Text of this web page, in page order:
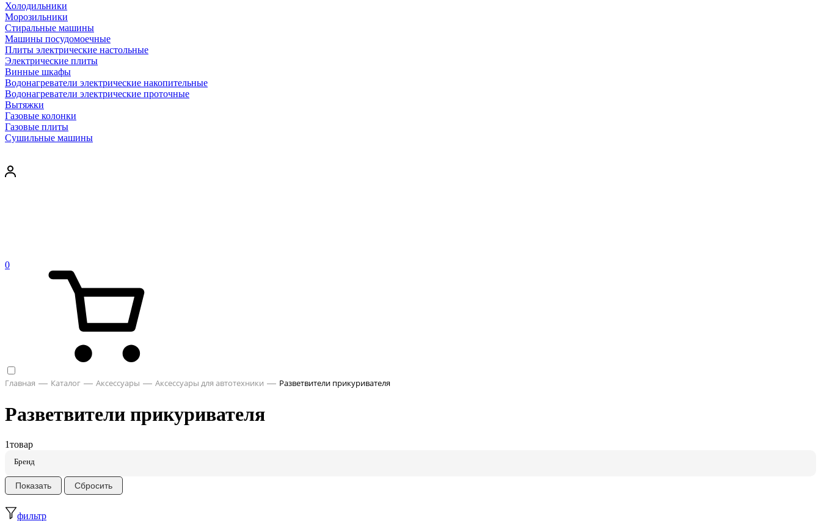
Холодильники
Морозильники
Стиральные машины
Машины посудомоечные
Плиты электрические настольные
Электрические плиты
Винные шкафы
Водонагреватели электрические накопительные
Водонагреватели электрические проточные
Вытяжки
Газовые колонки
Газовые плиты
Сушильные машины
0
Главная Каталог Аксессуары Аксессуары для автотехники Разветвители прикуривателя
Разветвители прикуривателя
1товар
Бренд
фильтр